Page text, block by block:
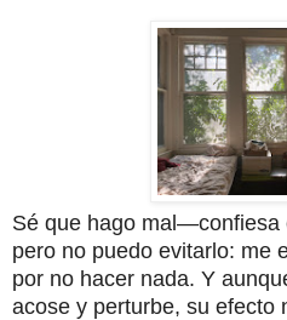
Sé que hago
pero no puedo evitarlo: me
por no hacer nada. Y
acose y perturbe, su efecto